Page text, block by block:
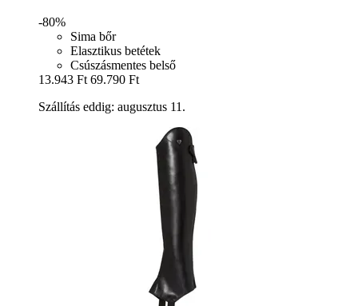
-80%
Sima bőr
Elasztikus betétek
Csúszásmentes belső
13.943 Ft 69.790 Ft
Szállítás eddig: augusztus 11.